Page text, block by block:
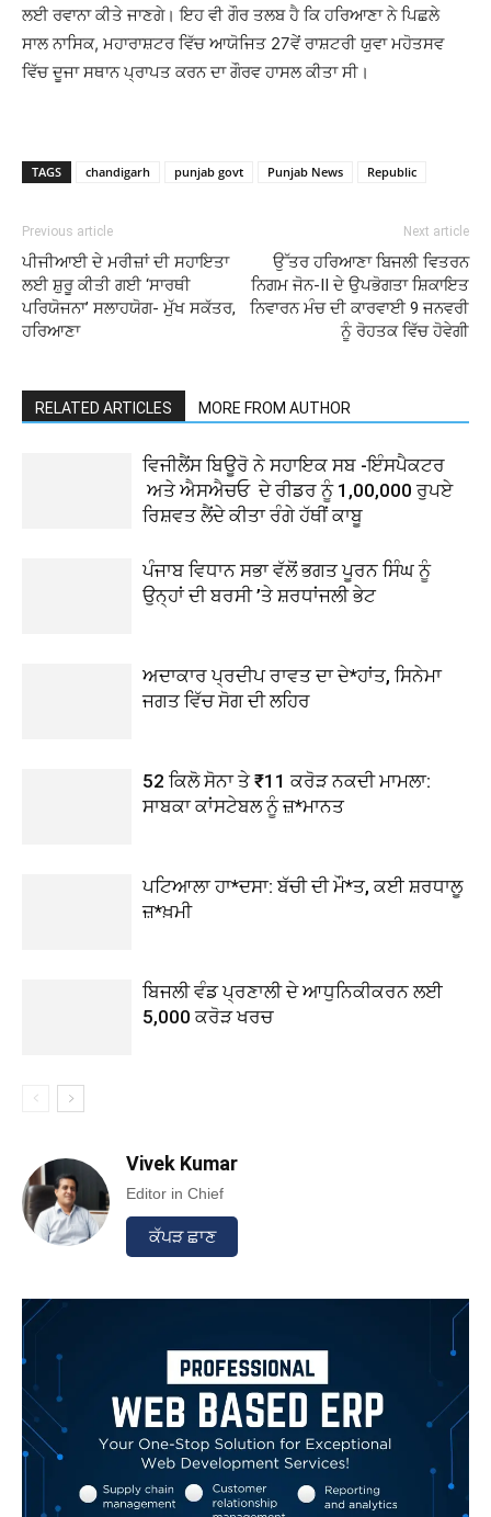
ਲਈ ਰਵਾਨਾ ਕੀਤੇ ਜਾਣਗੇ। ਇਹ ਵੀ ਗੌਰ ਤਲਬ ਹੈ ਕਿ ਹਰਿਆਣਾ ਨੇ ਪਿਛਲੇ
ਸਾਲ ਨਾਸਿਕ, ਮਹਾਰਾਸ਼ਟਰ ਵਿੱਚ ਆਯੋਜਿਤ 27ਵੇਂ ਰਾਸ਼ਟਰੀ ਯੁਵਾ ਮਹੋਤਸਵ
ਵਿੱਚ ਦੂਜਾ ਸਥਾਨ ਪ੍ਰਾਪਤ ਕਰਨ ਦਾ ਗੌਰਵ ਹਾਸਲ ਕੀਤਾ ਸੀ।
TAGS chandigarh punjab govt Punjab News Republic
Previous article
ਪੀਜੀਆਈ ਦੇ ਮਰੀਜ਼ਾਂ ਦੀ ਸਹਾਇਤਾ
ਲਈ ਸ਼ੁਰੂ ਕੀਤੀ ਗਈ ‘ਸਾਰਥੀ
ਪਰਿਯੋਜਨਾ’ ਸਲਾਹਯੋਗ- ਮੁੱਖ ਸਕੱਤਰ,
ਹਰਿਆਣਾ
Next article
ਉੱਤਰ ਹਰਿਆਣਾ ਬਿਜਲੀ ਵਿਤਰਨ
ਨਿਗਮ ਜੋਨ-II ਦੇ ਉਪਭੋਗਤਾ ਸ਼ਿਕਾਇਤ
ਨਿਵਾਰਨ ਮੰਚ ਦੀ ਕਾਰਵਾਈ 9 ਜਨਵਰੀ
ਨੂੰ ਰੋਹਤਕ ਵਿੱਚ ਹੋਵੇਗੀ
RELATED ARTICLES MORE FROM AUTHOR
ਵਿਜੀਲੈਂਸ ਬਿਊਰੋ ਨੇ ਸਹਾਇਕ ਸਬ -ਇੰਸਪੈਕਟਰ
ਅਤੇ ਐਸਐਚਓ ਦੇ ਰੀਡਰ ਨੂੰ 1,00,000 ਰੁਪਏ
ਰਿਸ਼ਵਤ ਲੈਂਦੇ ਕੀਤਾ ਰੰਗੇ ਹੱਥੀਂ ਕਾਬੂ
ਪੰਜਾਬ ਵਿਧਾਨ ਸਭਾ ਵੱਲੋਂ ਭਗਤ ਪੂਰਨ ਸਿੰਘ ਨੂੰ
ਉਨ੍ਹਾਂ ਦੀ ਬਰਸੀ ’ਤੇ ਸ਼ਰਧਾਂਜਲੀ ਭੇਟ
ਅਦਾਕਾਰ ਪ੍ਰਦੀਪ ਰਾਵਤ ਦਾ ਦੇ*ਹਾਂਤ, ਸਿਨੇਮਾ
ਜਗਤ ਵਿੱਚ ਸੋਗ ਦੀ ਲਹਿਰ
52 ਕਿਲੋ ਸੋਨਾ ਤੇ ₹11 ਕਰੋੜ ਨਕਦੀ ਮਾਮਲਾ:
ਸਾਬਕਾ ਕਾਂਸਟੇਬਲ ਨੂੰ ਜ਼*ਮਾਨਤ
ਪਟਿਆਲਾ ਹਾ*ਦਸਾ: ਬੱਚੀ ਦੀ ਮੌ*ਤ, ਕਈ ਸ਼ਰਧਾਲੂ
ਜ਼*ਖ਼ਮੀ
ਬਿਜਲੀ ਵੰਡ ਪ੍ਰਣਾਲੀ ਦੇ ਆਧੁਨਿਕੀਕਰਨ ਲਈ
5,000 ਕਰੋੜ ਖਰਚ
Vivek Kumar
Editor in Chief
ਕੱਪੜ ਛਾਣ